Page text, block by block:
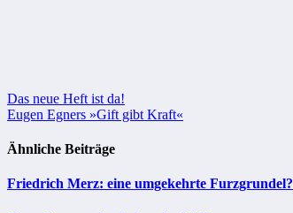
Beitragsnavigation
Das neue Heft ist da!
Eugen Egners »Gift gibt Kraft«
Ähnliche Beiträge
Friedrich Merz: eine umgekehrte Furzgrundel?